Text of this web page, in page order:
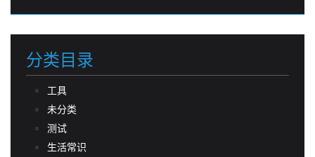
分类目录
工具
未分类
测试
生活常识